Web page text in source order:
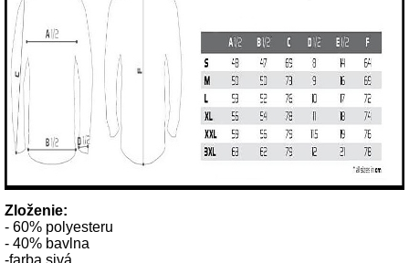
Zloženie:
- 60% polyesteru
- 40% bavlna
-farba sivá